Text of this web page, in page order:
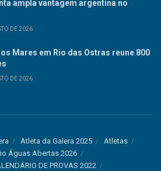
ampla vantagem argentina no
DE 2026
Mares em Rio das Ostras reune 800
DE 2026
Atleta da Galera 2025
Atletas
Águas Abertas 2026
DE PROVAS 2022